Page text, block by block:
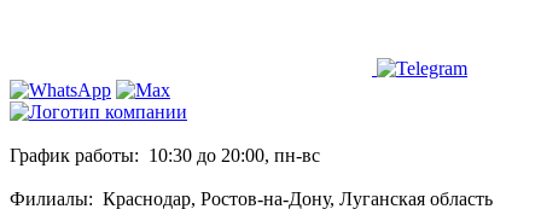
График работы: 10:30 до 20:00, пн-вс
Филиалы: Краснодар, Ростов-на-Дону, Луганская область